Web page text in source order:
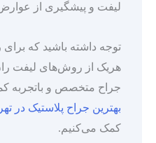
لیفت و پیشگیری از
توجه داشته باشید که برای
هریک از روش‌های لیفت
جراح متخصص و باتجربه
بهترین جراح پلاستیک در
کمک می‌کنیم.